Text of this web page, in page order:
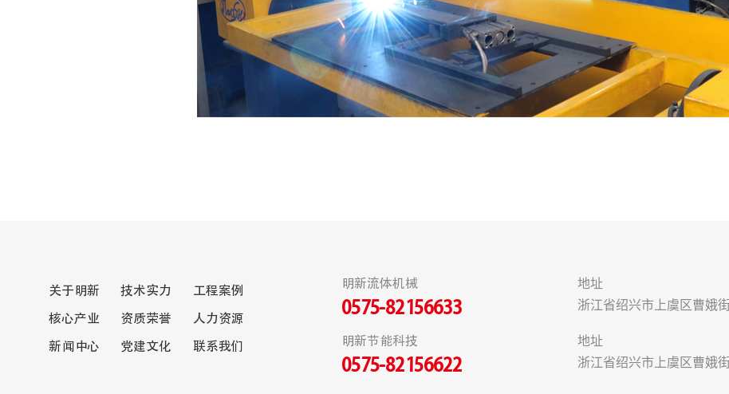
关于明新
核心产业
新闻中心
技术实力
资质荣誉
党建文化
工程案例
人力资源
联系我们
明新流体机械
0575-82156633
明新节能科技
0575-82156622
地址
浙江省绍兴市上虞区曹娥
地址
浙江省绍兴市上虞区曹娥